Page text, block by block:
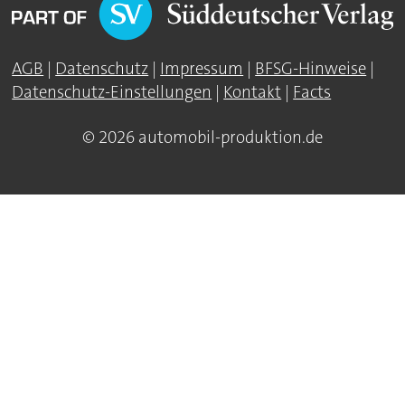
AGB | Datenschutz | Impressum | BFSG-Hinweise |
Datenschutz-Einstellungen | Kontakt | Facts
© 2026 automobil-produktion.de